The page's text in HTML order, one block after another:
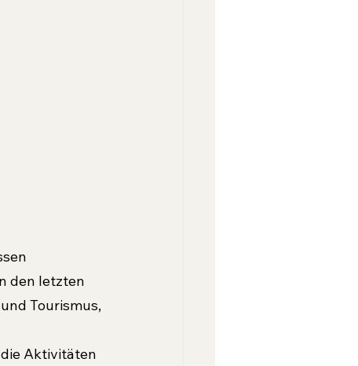
den letzten
Tourismus,
Aktivitäten